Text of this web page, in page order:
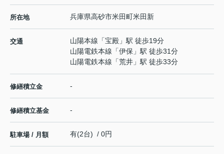
所在地 兵庫県高砂市米田町米田新
交通 山陽本線 「宝殿 」駅 徒歩19分
山陽電鉄本線 「伊保 」駅 徒歩31分
山陽電鉄本線 「荒井 」駅 徒歩33分
修繕積立金 -
修繕積立基金 -
駐車場 / 月額 有(2台) / 0円